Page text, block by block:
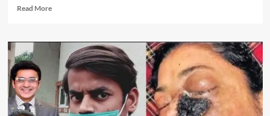
महासचिव
वाघेला
और
सूरत
विधायक
सांघवी
Read MoreRead
कैंसर
पीड़ित
मरीज
की
मदद
को